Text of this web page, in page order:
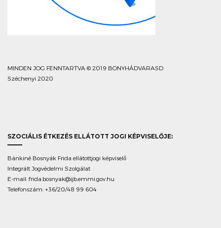
MINDEN JOG FENNTARTVA © 2019 BONYHÁDVARASD
Széchenyi 2020
SZOCIÁLIS ÉTKEZÉS ELLÁTOTT JOGI KÉPVISELŐJE:
Bánkiné Bosnyák Frida ellátottjogi képviselő
Integrált Jogvédelmi Szolgálat
E-mail: frida.bosnyak@ijb.emmi.gov.hu
Telefonszám: +36/20/48 99 604